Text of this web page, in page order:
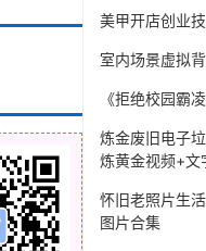
美甲开店创业
室内场景虚拟
《拒绝校园霸
炼金废旧电子
炼黄金视频+文
怀旧老照片生
图片合集